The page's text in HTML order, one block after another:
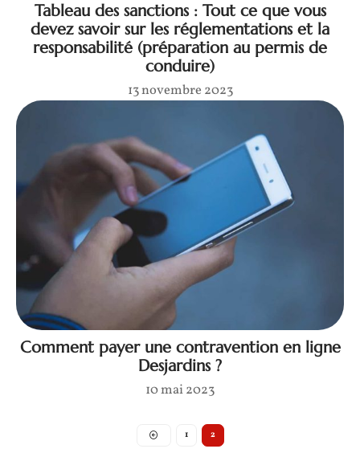
Tableau des sanctions : Tout ce que vous
devez savoir sur les réglementations et la
responsabilité (préparation au permis de
conduire)
13 novembre 2023
Comment payer une contravention en ligne
Desjardins ?
10 mai 2023
1 2